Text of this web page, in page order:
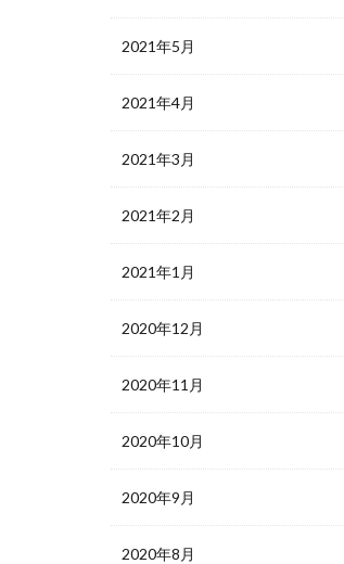
2021年5月
2021年4月
2021年3月
2021年2月
2021年1月
2020年12月
2020年11月
2020年10月
2020年9月
2020年8月